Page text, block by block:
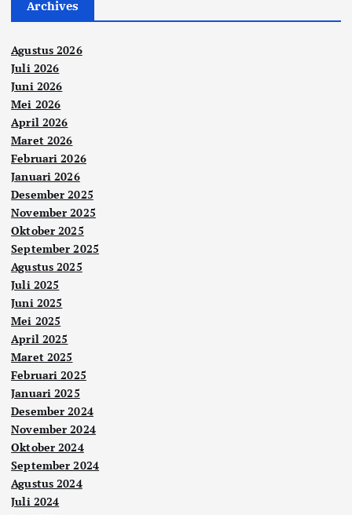
Archives
Agustus 2026
Juli 2026
Juni 2026
Mei 2026
April 2026
Maret 2026
Februari 2026
Januari 2026
Desember 2025
November 2025
Oktober 2025
September 2025
Agustus 2025
Juli 2025
Juni 2025
Mei 2025
April 2025
Maret 2025
Februari 2025
Januari 2025
Desember 2024
November 2024
Oktober 2024
September 2024
Agustus 2024
Juli 2024